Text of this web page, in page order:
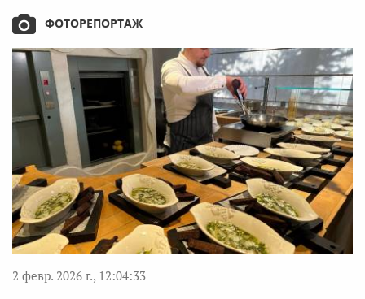
ФОТОРЕПОРТАЖ
2 февр. 2026 г., 12:04:33